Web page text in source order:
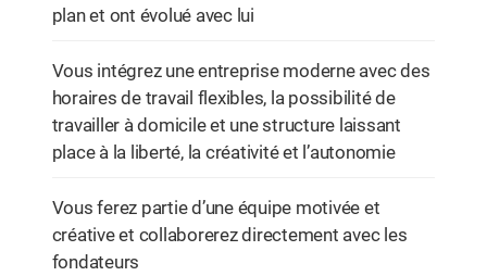
plan et ont évolué avec lui
Vous intégrez une entreprise moderne avec des
horaires de travail flexibles, la possibilité de
travailler à domicile et une structure laissant
place à la liberté, la créativité et l’autonomie
Vous ferez partie d’une équipe motivée et
créative et collaborerez directement avec les
fondateurs